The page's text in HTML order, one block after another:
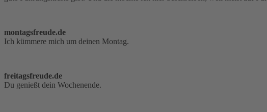
montagsfreude.de
Ich kümmere mich um deinen Montag.
freitagsfreude.de
Du genießt dein Wochenende.